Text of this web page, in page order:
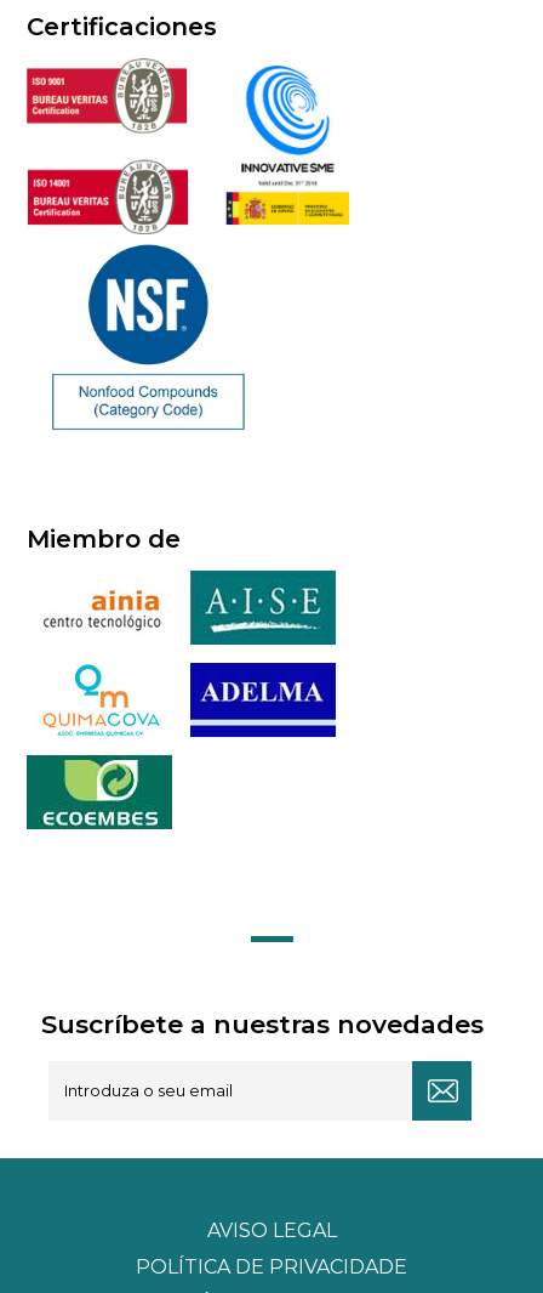
Certificaciones
Miembro de
Suscríbete a nuestras novedades
AVISO LEGAL
POLÍTICA DE PRIVACIDADE